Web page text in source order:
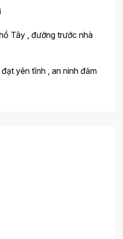
Tây , đường trước nhà
yên tĩnh , an ninh đảm